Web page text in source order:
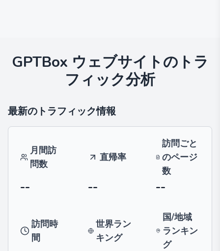
GPTBox ウェブサイトのトラ
フィック分析
最新のトラフィック情報
月間訪
問数
直帰率
訪問ごと
のページ
数
-- -- --
訪問時
間
世界ラン
キング
国/地域
ランキン
グ